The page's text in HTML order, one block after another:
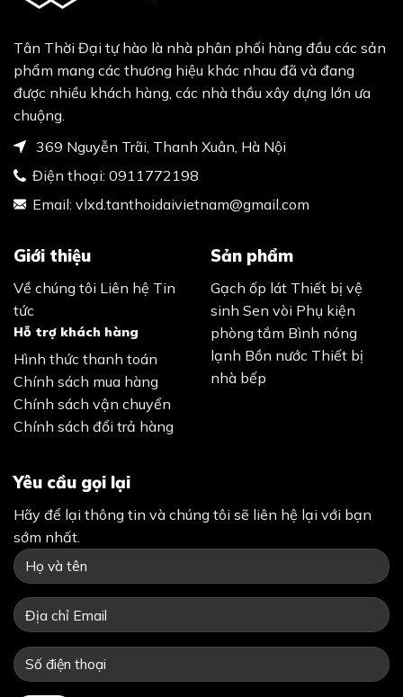
Tân Thời Đại tự hào là nhà phân phối hàng đầu các sản
phẩm mang các thương hiệu khác nhau đã và đang
được nhiều khách hàng, các nhà thầu xây dựng lớn ưa
chuộng.
369 Nguyễn Trãi, Thanh Xuân, Hà Nội
Điện thoại: 0911772198
Email: vlxd.tanthoidaivietnam@gmail.com
Giới thiệu
Về chúng tôi Liên hệ Tin
tức
Hỗ trợ khách hàng
Hình thức thanh toán
Chính sách mua hàng
Chính sách vận chuyển
Chính sách đổi trả hàng
Sản phẩm
Gạch ốp lát Thiết bị vệ
sinh Sen vòi Phụ kiện
phòng tắm Bình nóng
lạnh Bồn nước Thiết bị
nhà bếp
Yêu cầu gọi lại
Hãy để lại thông tin và chúng tôi sẽ liên hệ lại với bạn
sớm nhất.